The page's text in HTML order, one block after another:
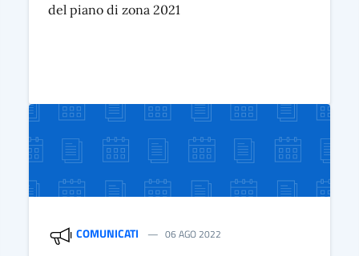
del piano di zona 2021
COMUNICATI 06 AGO 2022